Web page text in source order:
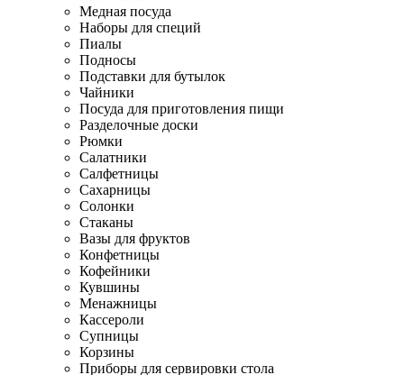
Медная посуда
Наборы для специй
Пиалы
Подносы
Подставки для бутылок
Чайники
Посуда для приготовления пищи
Разделочные доски
Рюмки
Салатники
Салфетницы
Сахарницы
Солонки
Стаканы
Вазы для фруктов
Конфетницы
Кофейники
Кувшины
Менажницы
Кассероли
Супницы
Корзины
Приборы для сервировки стола